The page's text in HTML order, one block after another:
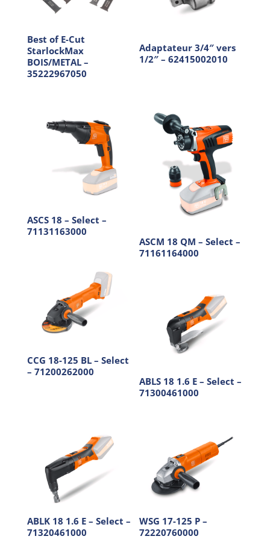
Best of E-Cut
StarlockMax
BOIS/METAL –
35222967050
Adaptateur 3/4″ vers
1/2″ – 62415002010
ASCS 18 – Select –
71131163000
ASCM 18 QM – Select –
71161164000
CCG 18-125 BL – Select
– 71200262000
ABLS 18 1.6 E – Select –
71300461000
ABLK 18 1.6 E – Select –
71320461000
WSG 17-125 P –
72220760000